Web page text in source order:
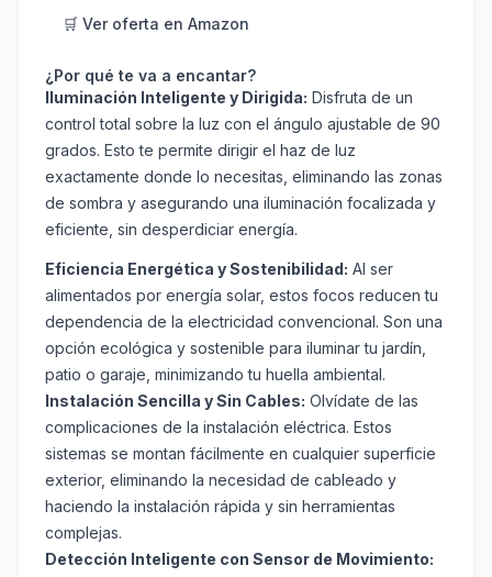
🛒 Ver oferta en Amazon
¿Por qué te va a encantar?
Iluminación Inteligente y Dirigida: Disfruta de un
control total sobre la luz con el ángulo ajustable de 90
grados. Esto te permite dirigir el haz de luz
exactamente donde lo necesitas, eliminando las zonas
de sombra y asegurando una iluminación focalizada y
eficiente, sin desperdiciar energía.
Eficiencia Energética y Sostenibilidad: Al ser
alimentados por energía solar, estos focos reducen tu
dependencia de la electricidad convencional. Son una
opción ecológica y sostenible para iluminar tu jardín,
patio o garaje, minimizando tu huella ambiental.
Instalación Sencilla y Sin Cables: Olvídate de las
complicaciones de la instalación eléctrica. Estos
sistemas se montan fácilmente en cualquier superficie
exterior, eliminando la necesidad de cableado y
haciendo la instalación rápida y sin herramientas
complejas.
Detección Inteligente con Sensor de Movimiento: